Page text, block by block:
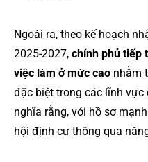
Ngoài ra, theo kế hoạch
2025-2027, chính phủ tiếp
việc làm ở mức cao nhằm
đặc biệt trong các lĩnh
nghĩa rằng, với hồ sơ
hội định cư thông qua